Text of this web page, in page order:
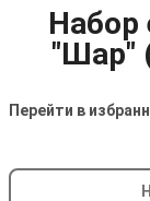
Набор
"Шар"
Перейти в